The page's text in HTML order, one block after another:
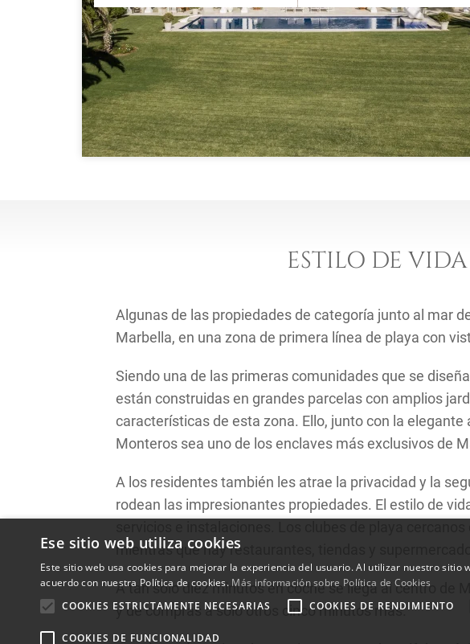
ESTILO DE
Algunas de las propiedades de categoría junto al mar
Marbella, en una zona de primera línea de playa con
Siendo una de las primeras comunidades que se
están construidas en grandes parcelas con amplios
características de esta zona. Ello, junto con la
Monteros sea uno de los enclaves más exclusivos de
A los residentes también les atrae la privacidad y la
rodean las impresionantes propiedades. El estilo de
mientras que hay restaurantes, tiendas y
A tan sólo diez minutos en coche se llega al centro de
y de compras a sólo otros cinco minutos más.
Ese sitio web utiliza cookies
Este sitio web usa cookies para mejorar la experiencia del usuario. Al utilizar nuestro sitio
acuerdo con nuestra Política de cookies. Más información sobre Política de Cookies
COOKIES ESTRICTAMENTE NECESARIAS
COOKIES DE RENDIMIENTO
COOKIES DE FUNCIONALIDAD